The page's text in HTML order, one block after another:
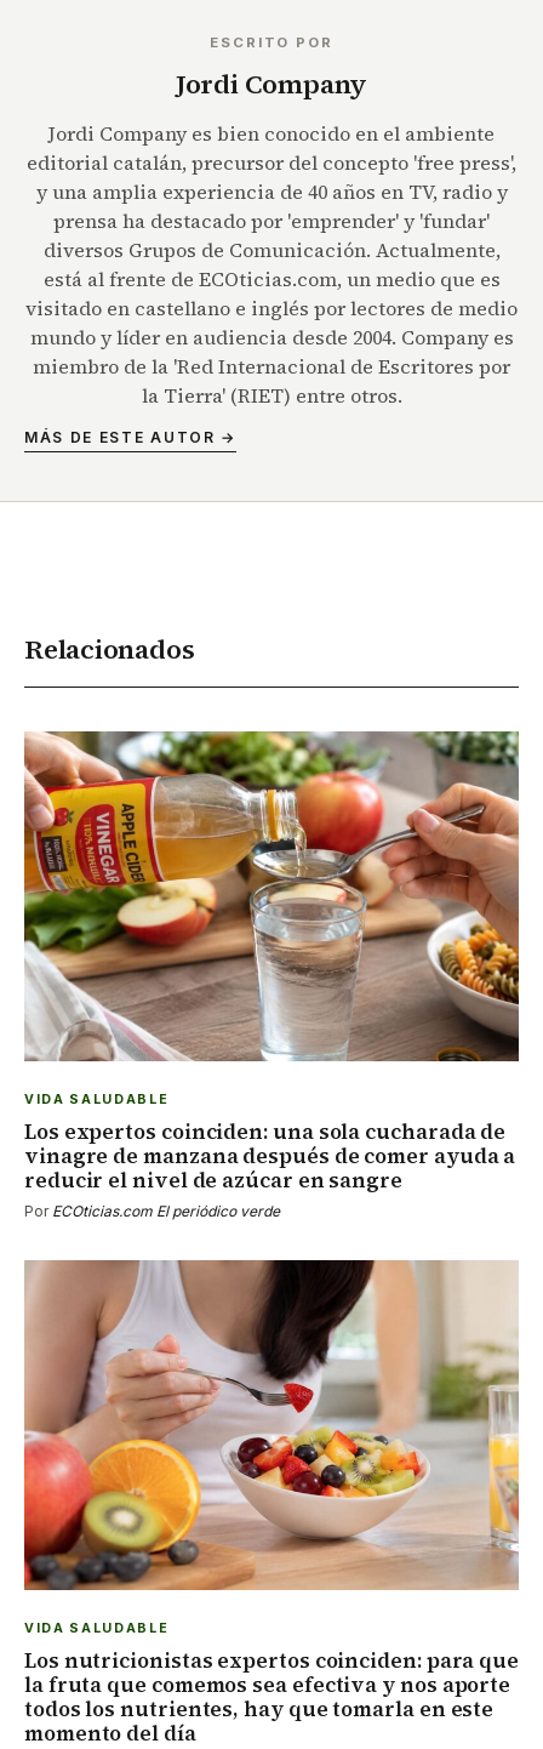
ESCRITO POR
Jordi Company
Jordi Company es bien conocido en el ambiente
editorial catalán, precursor del concepto 'free press',
y una amplia experiencia de 40 años en TV, radio y
prensa ha destacado por 'emprender' y 'fundar'
diversos Grupos de Comunicación. Actualmente,
está al frente de ECOticias.com, un medio que es
visitado en castellano e inglés por lectores de medio
mundo y líder en audiencia desde 2004. Company es
miembro de la 'Red Internacional de Escritores por
la Tierra' (RIET) entre otros.
MÁS DE ESTE AUTOR →
Relacionados
VIDA SALUDABLE
Los expertos coinciden: una sola cucharada de
vinagre de manzana después de comer ayuda a
reducir el nivel de azúcar en sangre
Por ECOticias.com El periódico verde
VIDA SALUDABLE
Los nutricionistas expertos coinciden: para que
la fruta que comemos sea efectiva y nos aporte
todos los nutrientes, hay que tomarla en este
momento del día